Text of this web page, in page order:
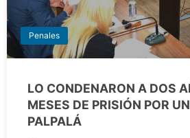
Penales
LO CONDENARON A DOS
MESES DE PRISIÓN POR
PALPALÁ